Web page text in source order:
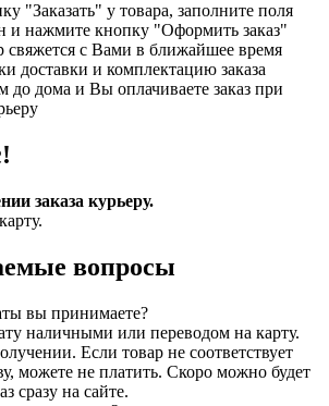
"Заказать" у товара, заполните поля
и нажмите кнопку "Оформить заказ"
с Вами в ближайшее время
доставки и комплектацию заказа
до дома и Вы оплачиваете заказ при
заказа курьеру.
вопросы
вы принимаете?
наличными или переводом на карту.
Если товар не соответствует
можете не платить. Скоро можно будет
сразу на сайте.